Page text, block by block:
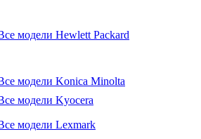
модели Hewlett Packard
модели Konica Minolta
модели Kyocera
модели Lexmark